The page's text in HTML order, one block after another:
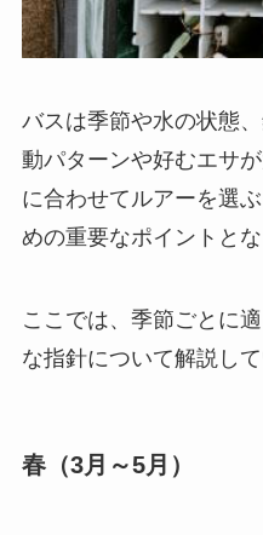
バスは季節や水の状態
動パターンや好むエサ
に合わせてルアーを選
めの重要なポイントとな
ここでは、季節ごとに
な指針について解説して
春（3月～5月）